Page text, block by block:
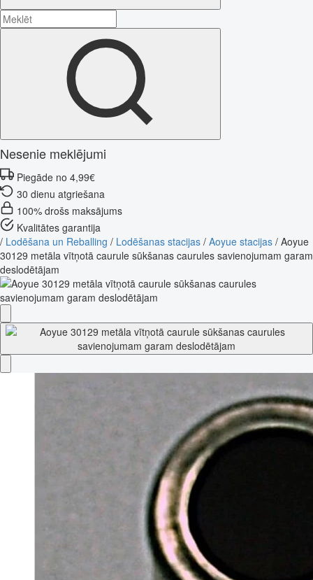
Nesenie meklējumi
Piegāde no 4,99€
30 dienu atgriešana
100% drošs maksājums
Kvalitātes garantija
/ Lodēšana un Reballing / Lodēšanas stacijas / Aoyue stacijas / Aoyue
30129 metāla vītņotā caurule sūkšanas caurules savienojumam garam
deslodētājam